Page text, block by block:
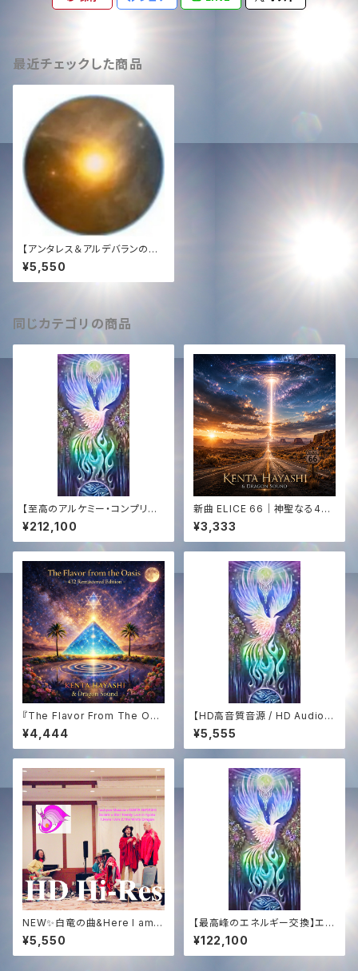
最近チェックした商品
【アンタレス＆アルデバランの光
｜魂の回帰】COBRA直伝・遠隔
レイヒーリング（15分）＋432H
zタキオン音源プレゼント｜トラ
ul Elevation & Trauma Eras
ure (Remote 15min) + 432
Hz Tachyon Music Gift
¥5,550
同じカテゴリの商品
【至高のアルケミー・コンプリー
ト】エジプト奉納支援 ─ 全150
曲CD ＆ 「Golden Sun 444」
アナログ盤 ＋ 映像 ＋ 音源【Th
Mission Support ─ 150-So
ng CD Collection & "Golde
n Sun 444" Vinyl ＋ Video
＋ Audio
¥212,100
新曲 ELICE 66｜神聖なる444
Hz サウンドジャーニー｜KENT
A HAYASHI × Dragon Soun
d｜HD WAV音源✨
¥3,333
『The Flavor From The Oas
is -432Hz Remastered Edi
tion-』
¥4,444
【HD高音質音源 / HD Audio】
白き鳳凰の歌 ─ The Song of
The White Phoenix (432Hz
Sound Medicine)
¥5,555
NEW✨白竜の曲&Here I am京
都ライブHDハイレゾWAV音源
✨Solara&NOGI声入り✨
¥5,550
【最高峰のエネルギー交換】エジ
プト奉納支援 ─ 映像＆白鳳凰
ソング ＋ 過去全150曲コンプリ
ート音源【Ultimate Support】
¥122,100